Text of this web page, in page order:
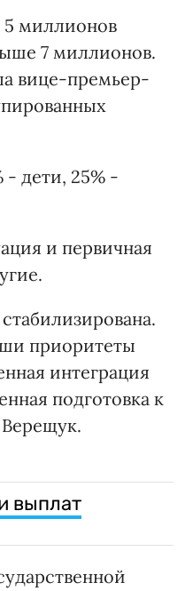
5 миллионов
7 миллионов.
вице-премьер-
дети, 25% -
и первичная
приоритеты
интеграция
подготовка к
выплат